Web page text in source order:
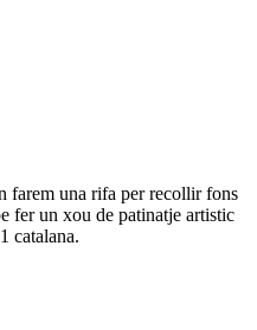
farem una rifa per recollir fons
fer un xou de patinatje artistic
catalana.